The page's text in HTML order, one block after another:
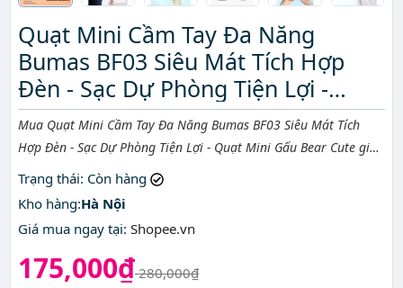
Quạt Mini Cầm Tay Đa Năng
Bumas BF03 Siêu Mát Tích Hợp
Đèn - Sạc Dự Phòng Tiện Lợi -
Quạt Mini Gấu Bear Cute
Mô tả ngắn
Mua Quạt Mini Cầm Tay Đa Năng Bumas BF03 Siêu Mát Tích
Hợp Đèn - Sạc Dự Phòng Tiện Lợi - Quạt Mini Gấu Bear Cute giá
rẻ nhất ở đâu?
Trạng thái: Còn hàng
Kho hàng:Hà Nội
Giá mua ngay tại: Shopee.vn
175,000₫280,000₫